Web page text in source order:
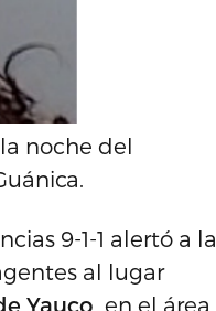
noche del
9-1-1 alertó a la
al lugar
Yauco en el área